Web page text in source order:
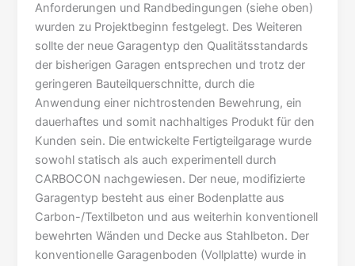
Anforderungen und Randbedingungen (siehe oben)
wurden zu Projektbeginn festgelegt. Des Weiteren
sollte der neue Garagentyp den Qualitätsstandards
der bisherigen Garagen entsprechen und trotz der
geringeren Bauteilquerschnitte, durch die
Anwendung einer nichtrostenden Bewehrung, ein
dauerhaftes und somit nachhaltiges Produkt für den
Kunden sein. Die entwickelte Fertigteilgarage wurde
sowohl statisch als auch experimentell durch
CARBOCON nachgewiesen. Der neue, modifizierte
Garagentyp besteht aus einer Bodenplatte aus
Carbon-/Textilbeton und aus weiterhin konventionell
bewehrten Wänden und Decke aus Stahlbeton. Der
konventionelle Garagenboden (Vollplatte) wurde in